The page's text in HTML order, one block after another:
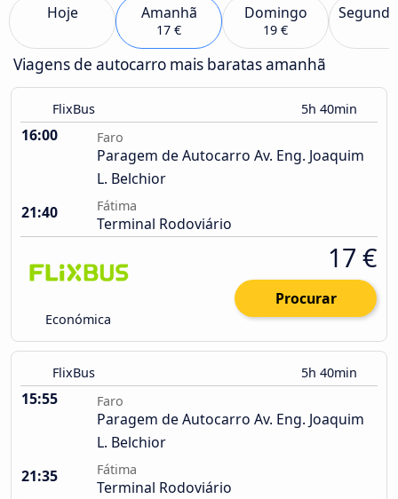
Hoje Amanhã
17 €
Domingo
19 €
Viagens de autocarro mais baratas amanhã
FlixBus 5h 40min
16:00 Faro
Paragem de Autocarro Av. Eng. Joaquim
L. Belchior
21:40
Fátima
Terminal Rodoviário
Económica
17 €
Procurar
FlixBus 5h 40min
15:55 Faro
Paragem de Autocarro Av. Eng. Joaquim
L. Belchior
21:35
Fátima
Terminal Rodoviário